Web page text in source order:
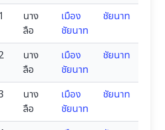
นาง
ลือ
เมือง
ชัยนาท
ชัยนาท
นาง
ลือ
เมือง
ชัยนาท
ชัยนาท
นาง
ลือ
เมือง
ชัยนาท
ชัยนาท